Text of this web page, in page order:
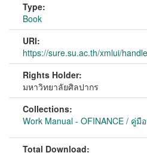
Type:
Book
URI:
https://sure.su.ac.th/xmlui/
Rights Holder:
มหาวิทยาลัยศิลปากร
Collections:
Work Manual - OFINANCE / คู่
Total Download: